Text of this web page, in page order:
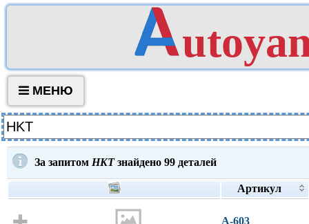
МЕНЮ
За запитом HKTзнайдено 99 деталей
Артикул
A-603